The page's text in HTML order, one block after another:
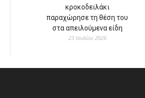
κροκοδειλάκι
παραχώρησε τη θέση του
στα απειλούμενα είδη
23 Ιουλίου 2026